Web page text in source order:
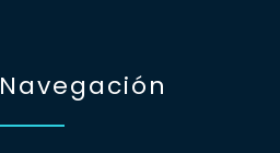
Navegación